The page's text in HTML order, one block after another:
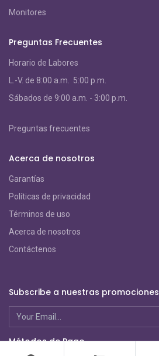
Monitores
Preguntas Frecuentes
Horario de Labores
L.-V. de 8:00 a.m. 5:00 p.m.
Sábados de 9:00 a.m. - 3:00 p.m.
Preguntas frecuentes
Acerca de nosotros
Garantías
Políticas de privacidad
Términos de uso
Acerca de nosotros
Contáctenos
Subscribe a nuestras promociones
Métodos de Pago